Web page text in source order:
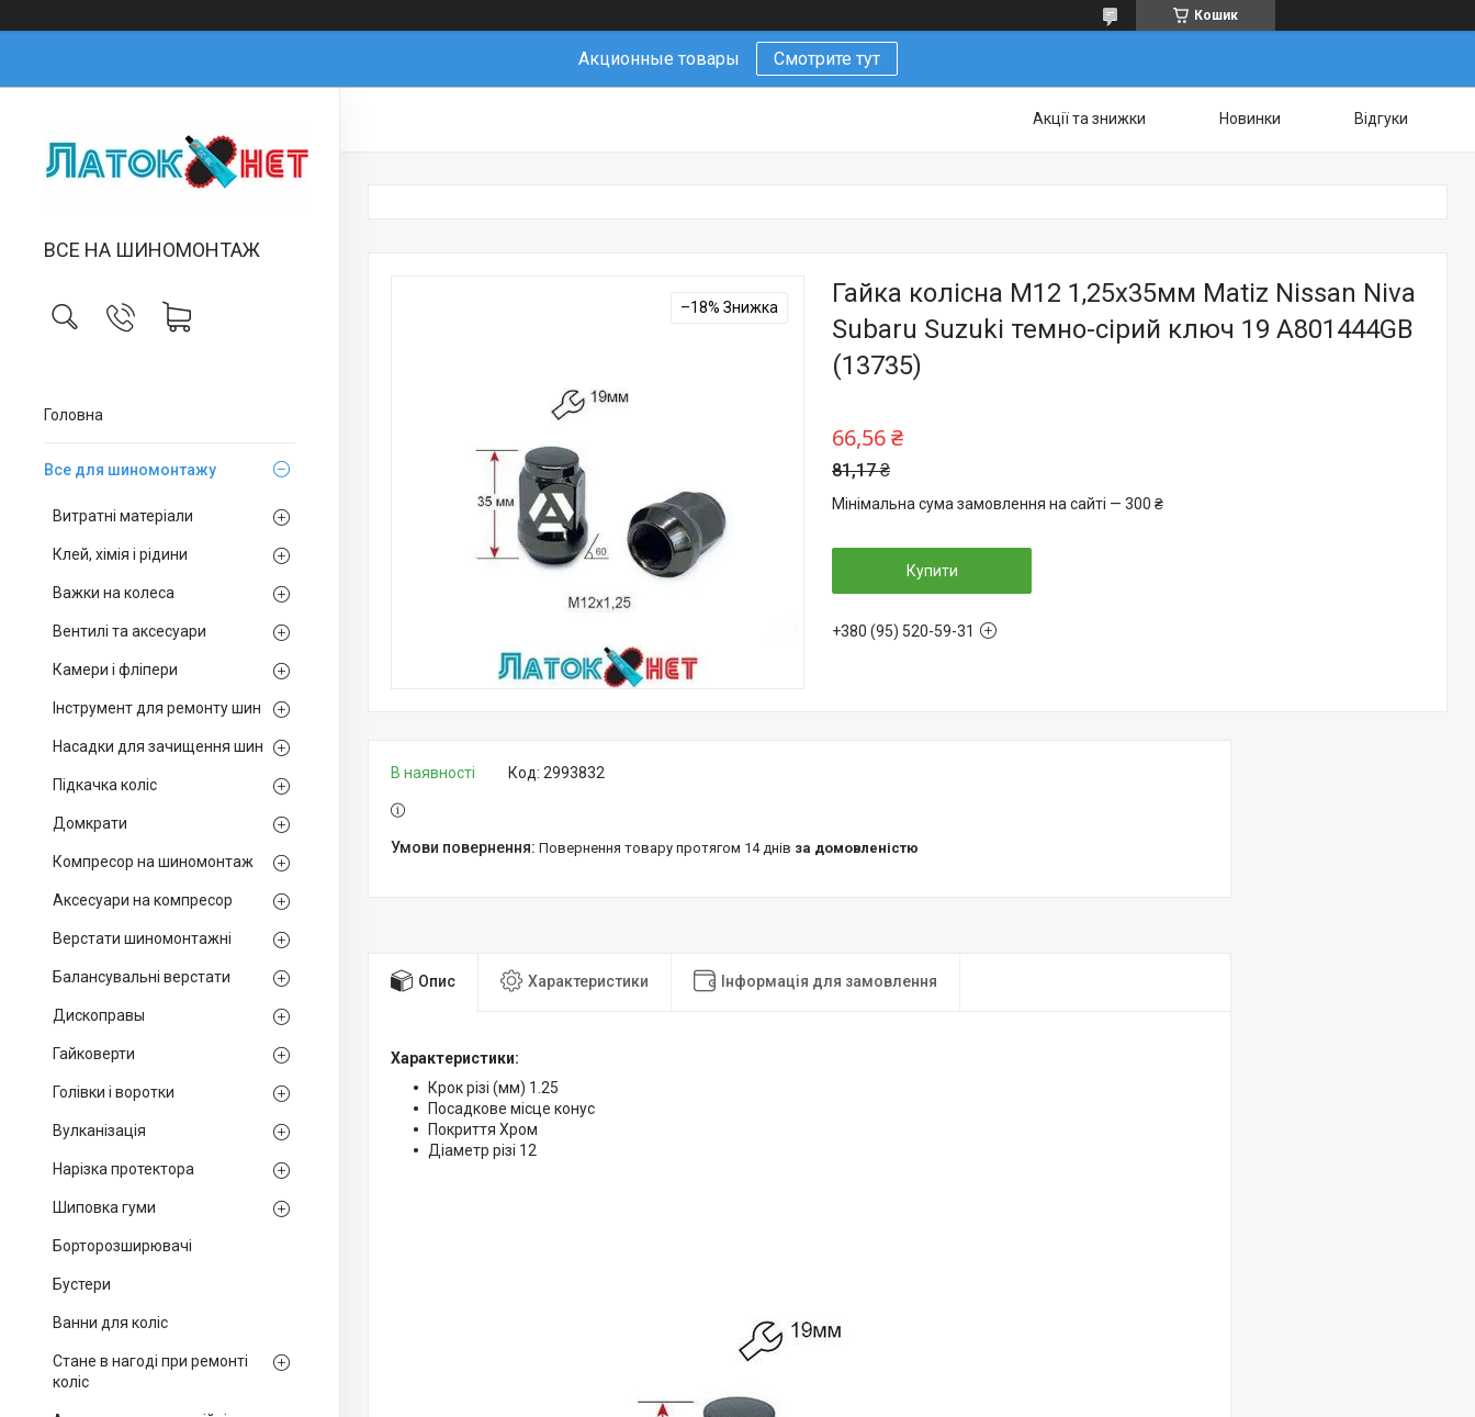
Кошик
Акционные товары Смотрите тут
ВСЕ НА ШИНОМОНТАЖ
Головна
Все для шиномонтажу
Витратні матеріали
Клей, хімія і рідини
Важки на колеса
Вентилі та аксесуари
Камери і фліпери
Інструмент для ремонту шин
Насадки для зачищення шин
Підкачка коліс
Домкрати
Компресор на шиномонтаж
Аксесуари на компресор
Верстати шиномонтажні
Балансувальні верстати
Дископравы
Гайковерти
Голівки і воротки
Вулканізація
Нарізка протектора
Шиповка гуми
Борторозширювачі
Бустери
Ванни для коліс
Стане в нагоді при ремонті
коліс
Акції та знижки Новинки Відгуки
–18%
Гайка колісна M12 1,25х35мм Matiz Nissan Niva
Subaru Suzuki темно-сірий ключ 19 A801444GB
(13735)
81,17 ₴
66,56 ₴
Мінімальна сума замовлення на сайті — 300 ₴
Купити
+380 (95) 520-59-31
В наявності Код: 2993832
повернення товару протягом 14 днів за домовленістю
Опис Характеристики Інформація для замовлення
Характеристики:
Крок різі (мм) 1.25
Посадкове місце конус
Покриття Хром
Діаметр різі 12